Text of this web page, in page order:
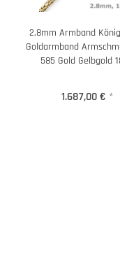
2,8mm Armband
Goldarmband
585 Gold Gelbgold
1.687,00 € *